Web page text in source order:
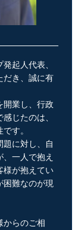
起人代表、
だき、誠に有
業し、行政
じたのは、
す。
題に対し、自
一人で抱え
様が抱えてい
困難なのが現
らのご相